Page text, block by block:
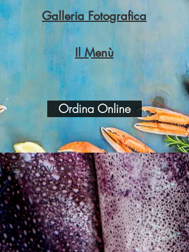
Galleria Fotografica
Il Menù
Ordina Online
© Copyright